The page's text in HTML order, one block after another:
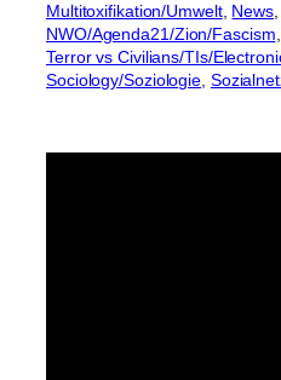
Multitoxifikation/Umwelt, News
NWO/Agenda21/Zion/Fascism
Terror vs Civilians/TIs/
Sociology/Soziologie